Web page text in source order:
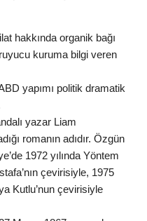
hakkında organik bağı
kuruma bilgi veren
yapımı politik dramatik
yazar Liam
romanın adıdır. Özgün
1972 yılında Yöntem
çevirisiyle, 1975
Kutlu’nun çevirisiyle